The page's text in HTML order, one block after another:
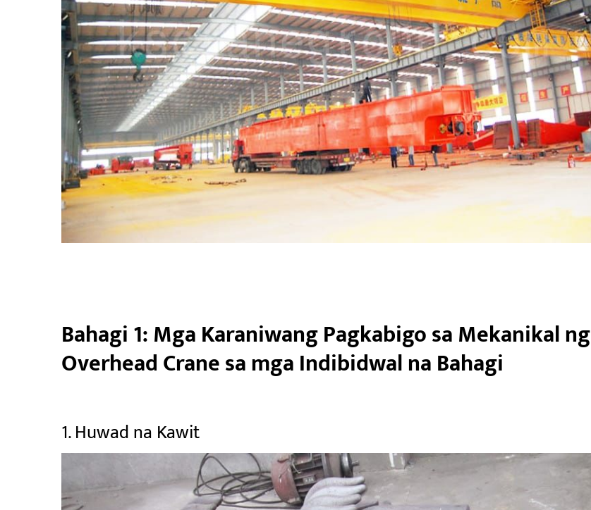
Bahagi 1: Mga Karaniwang Pagkabigo sa Mekanikal ng
Overhead Crane sa mga Indibidwal na Bahagi
1. Huwad na Kawit